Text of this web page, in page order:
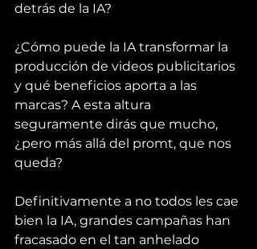
detrás de la IA?
¿Cómo puede la IA transformar la
producción de videos publicitarios
y qué beneficios aporta a las
marcas? A esta altura
seguramente dirás que mucho,
¿pero más allá del promt, que nos
queda?
Definitivamente a no todos les cae
bien la IA, grandes campañas han
fracasado en el tan anhelado